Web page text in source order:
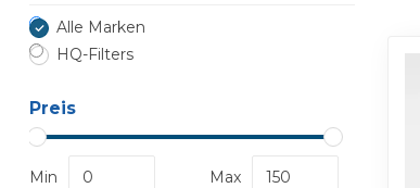
Alle Marken
HQ-Filters
Preis
Min Max